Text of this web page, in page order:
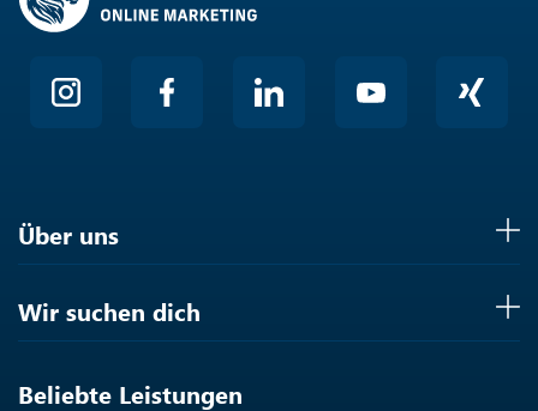
Über uns
Wir suchen dich
Beliebte Leistungen